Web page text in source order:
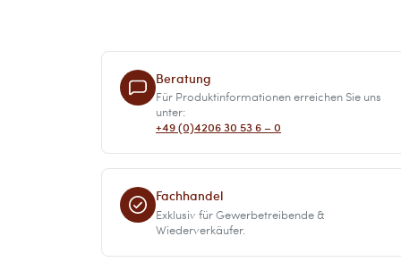
Beratung
Für Produktinformationen erreichen Sie uns
unter:
+49 (0)4206 30 53 6 – 0
Fachhandel
Exklusiv für Gewerbetreibende &
Wiederverkäufer.